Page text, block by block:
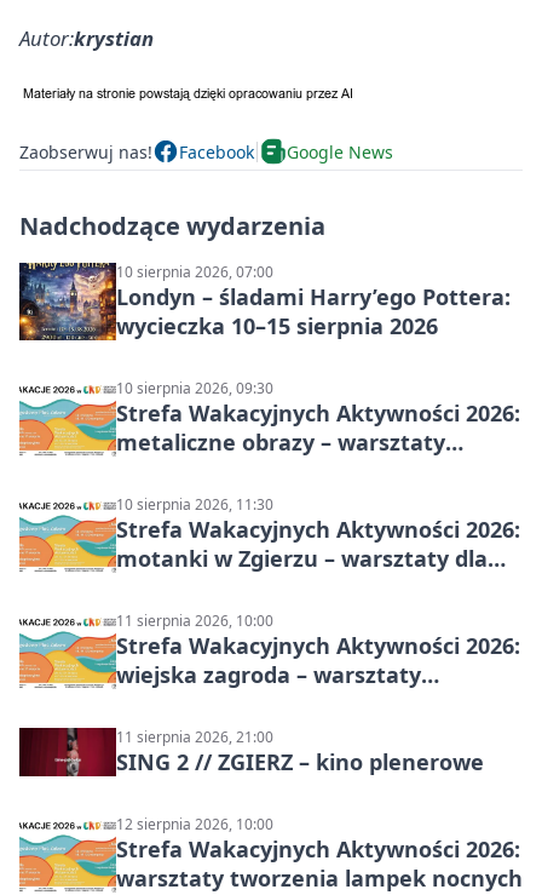
Autor:krystian
Zaobserwuj nas! Facebook Google News
Nadchodzące wydarzenia
10 sierpnia 2026, 07:00
Londyn – śladami Harry’ego Pottera:
wycieczka 10–15 sierpnia 2026
10 sierpnia 2026, 09:30
Strefa Wakacyjnych Aktywności 2026:
metaliczne obrazy – warsztaty
10 sierpnia 2026, 11:30
Strefa Wakacyjnych Aktywności 2026:
motanki w Zgierzu – warsztaty dla
11 sierpnia 2026, 10:00
Strefa Wakacyjnych Aktywności 2026:
wiejska zagroda – warsztaty
11 sierpnia 2026, 21:00
SING 2 // ZGIERZ – kino plenerowe
12 sierpnia 2026, 10:00
Strefa Wakacyjnych Aktywności 2026:
warsztaty tworzenia lampek nocnych